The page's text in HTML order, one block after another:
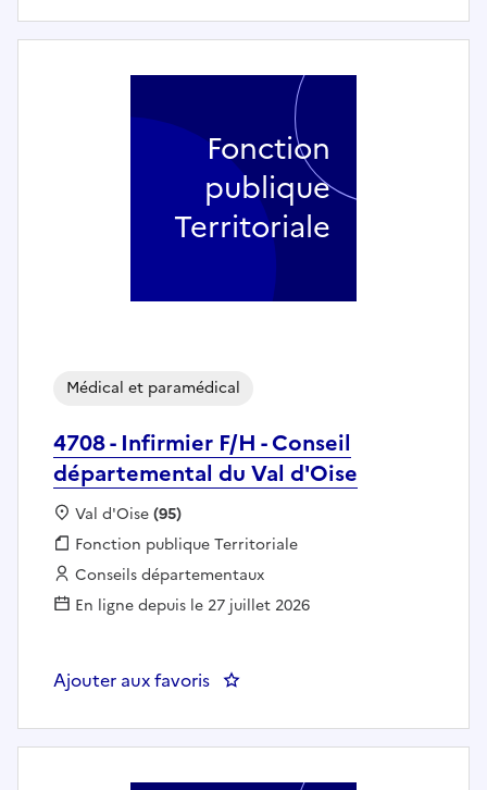
4708 - Infirmier F/H - Conseil
départemental du Val d'Oise
Médical et paramédical
Localisation :
Val d'Oise(95)
Fonction publique :
Fonction publique Territoriale
Employeur :
Conseils départementaux
En ligne depuis le 27 juillet 2026
Ajouter aux favoris : 4708 - Infirmier F/H - Conseil
Fonction
publique
Territoriale